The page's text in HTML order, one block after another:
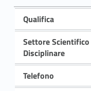
Qualifica
Settore Scientifico
Disciplinare
Telefono